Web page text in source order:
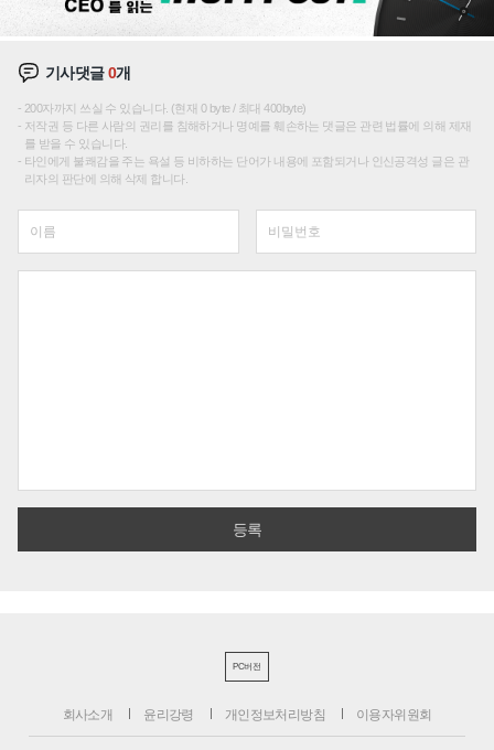
기사댓글0개
200자까지 쓰실 수 있습니다. (현재 0 byte / 최대 400byte)
저작권 등 다른 사람의 권리를 침해하거나 명예를 훼손하는 댓글은 관련 법률에 의해 제재
를 받을 수 있습니다.
타인에게 불쾌감을 주는 욕설 등 비하하는 단어가 내용에 포함되거나 인신공격성 글은 관
리자의 판단에 의해 삭제 합니다.
PC버전
회사소개 윤리강령 개인정보처리방침 이용자위원회